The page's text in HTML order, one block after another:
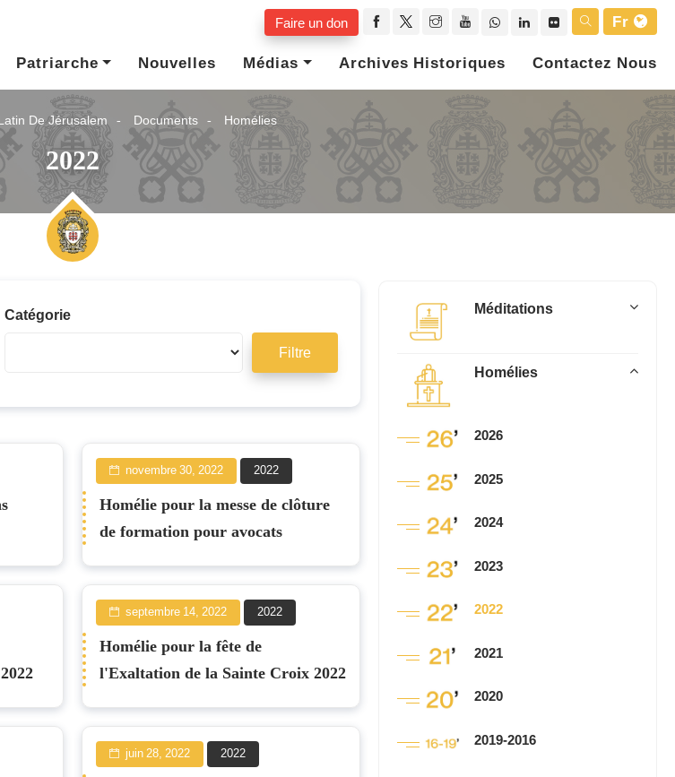
Faire un don
Fr
Patriarche Nouvelles Médias Archives Historiques Contactez Nous
De Jérusalem Documents Homélies
2022
Catégorie
Filtre
novembre 30, 2022 2022
Homélie pour la messe de clôture
de formation pour avocats
septembre 14, 2022 2022
Homélie pour la fête de
l'Exaltation de la Sainte Croix 2022
juin 28, 2022 2022
Méditations
Homélies
2026
2025
2024
2023
2022
2021
2020
2019-2016